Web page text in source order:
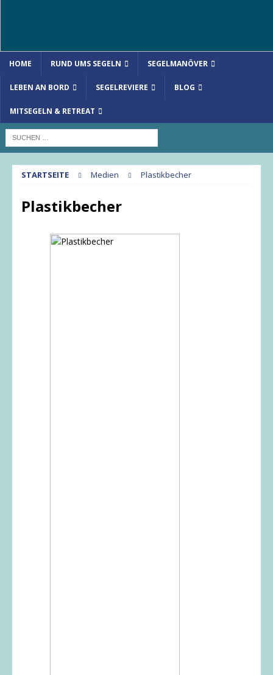
HOME RUND UMS SEGELN SEGELMANÖVER
LEBEN AN BORD SEGELREVIERE BLOG
MITSEGELN & RETREAT
STARTSEITE Medien Plastikbecher
Plastikbecher